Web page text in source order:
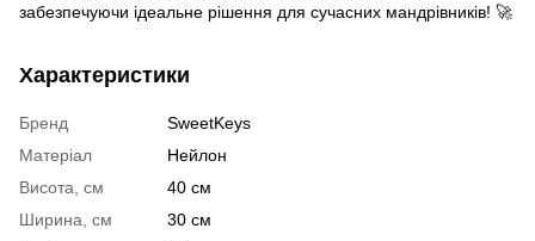
забезпечуючи ідеальне рішення для сучасних мандрівників! 🚀
Характеристики
Бренд
SweetKeys
Матеріал
Нейлон
Висота, см
40 см
Ширина, см
30 см